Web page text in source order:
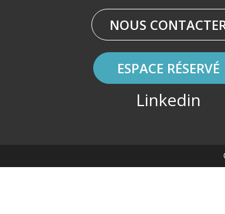
NOUS
ESPACE RÉSERVÉ
Linkedin